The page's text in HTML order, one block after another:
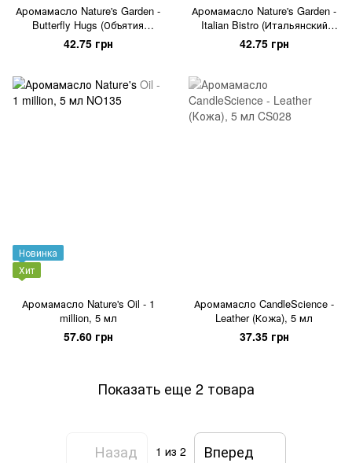
Аромамасло Nature's Garden -
Butterfly Hugs (Объятия
бабочки), 5 мл
42.75 грн
Аромамасло Nature's Garden -
Italian Bistro (Итальянский
бистро), 5 мл
42.75 грн
Новинка
Хит
Аромамасло Nature's Oil - 1
million, 5 мл
57.60 грн
Аромамасло CandleScience -
Leather (Кожа), 5 мл
37.35 грн
Показать еще 2 товара
Назад 1 из 2 Вперед